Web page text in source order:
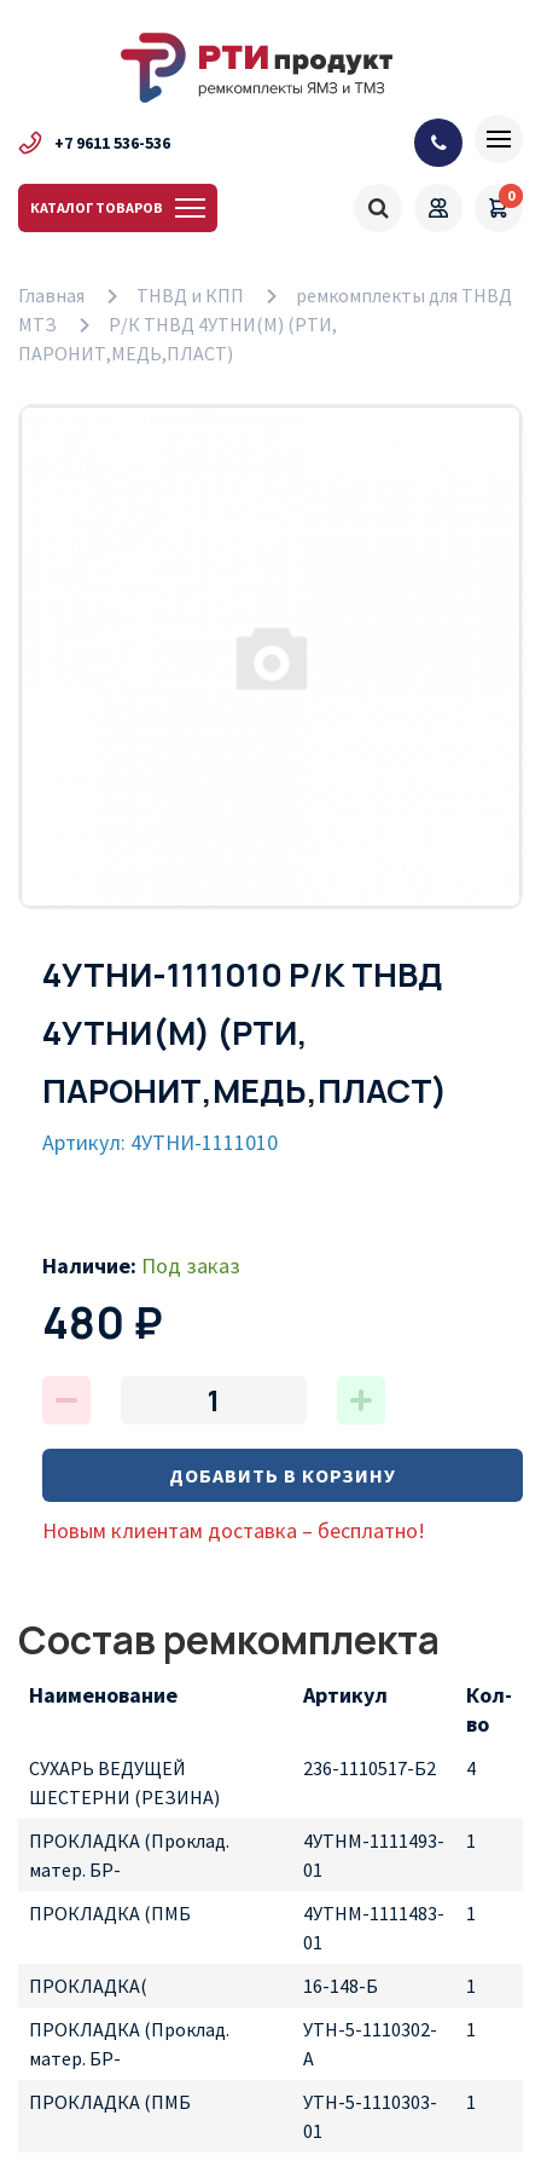
+7 9611 536-536
КАТАЛОГ ТОВАРОВ
0
Главная ТНВД и КПП
ремкомплекты для ТНВД
МТЗ
Р/К ТНВД 4УТНИ(М) (РТИ,
ПАРОНИТ,МЕДЬ,ПЛАСТ)
4УТНИ-1111010 Р/К ТНВД
4УТНИ(М) (РТИ,
ПАРОНИТ,МЕДЬ,ПЛАСТ)
Артикул: 4УТНИ-1111010
Наличие: Под заказ
480 ₽
ДОБАВИТЬ В КОРЗИНУ
Новым клиентам доставка – бесплатно!
Состав ремкомплекта
Наименование Артикул
Кол-
во
СУХАРЬ ВЕДУЩЕЙ
ШЕСТЕРНИ (РЕЗИНА)
236-1110517-Б2 4
ПРОКЛАДКА (Проклад.
матер. БР-
4УТНМ-1111493-
01
1
ПРОКЛАДКА (ПМБ
4УТНМ-1111483-
01
1
ПРОКЛАДКА( 16-148-Б
1
ПРОКЛАДКА (Проклад.
матер. БР-
УТН-5-1110302-
А
1
ПРОКЛАДКА (ПМБ
УТН-5-1110303-
01
1